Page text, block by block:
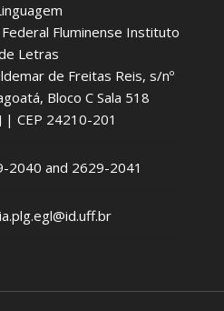
Fluminense Instituto
Letras
de Freitas Reis, s/nº
Bloco C Sala 518
| CEP 24210-201
2040 and 2629-2041